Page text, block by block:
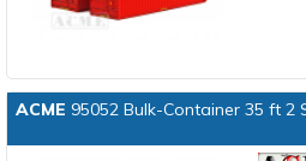
ACME 95052 Bulk-Container 35 ft 2